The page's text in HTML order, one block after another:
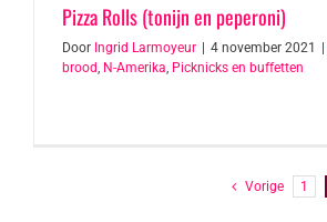
Pizza Rolls (tonijn en peperoni)
Door Ingrid Larmoyeur 4 november 2021
brood, N-Amerika, Picknicks en buffetten
Vorige 1